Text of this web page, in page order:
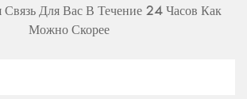
Для Вас В Течение 24 Часов Как
Можно Скорее